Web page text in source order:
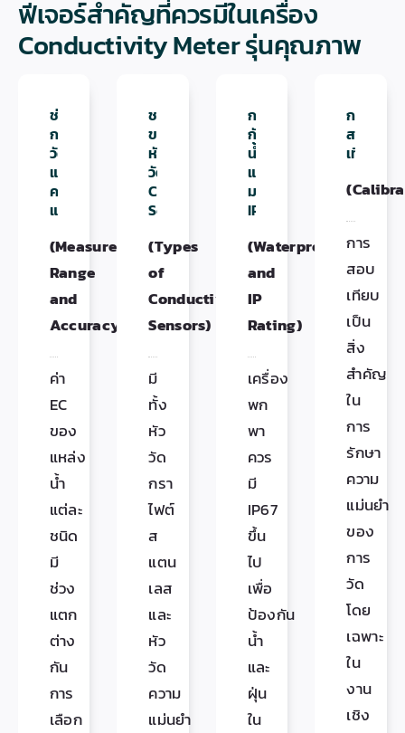
ฟีเจอร์สำคัญที่ควรมีในเครื่อง
Conductivity Meter รุ่นคุณภาพ
ช่วง
การ
วัด
และ
ความ
แม่นยำ
(Measurement
Range
and
Accuracy)
ค่า
EC
ของ
แหล่ง
น้ำ
แต่ละ
ชนิด
มี
ช่วง
แตก
ต่าง
กัน
การ
เลือก
ชนิด
ของ
หัว
วัด
Conductivity
Sensor
(Types
of
Conductivity
Sensors)
มี
ทั้ง
หัว
วัด
กรา
ไฟต์
ส
แตน
เลส
และ
หัว
วัด
ความ
แม่นยำ
การ
กัน
น้ำ
และ
มาตรฐาน
IP
(Waterproofing
and
IP
Rating)
เครื่อง
พก
พา
ควร
มี
IP67
ขึ้น
ไป
เพื่อ
ป้องกัน
น้ำ
และ
ฝุ่น
ใน
การ
สอบ
เทียบ
การ
สอบ
เทียบ
เป็น
สิ่ง
สำคัญ
ใน
การ
รักษา
ความ
แม่นยำ
ของ
การ
วัด
โดย
เฉพาะ
ใน
งาน
เชิง